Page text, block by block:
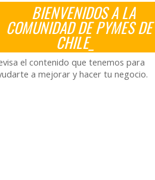
BIENVENIDOS A LA
COMUNIDAD DE PYMES DE
CHILE_
el contenido que tenemos para
a mejorar y hacer tu negocio.